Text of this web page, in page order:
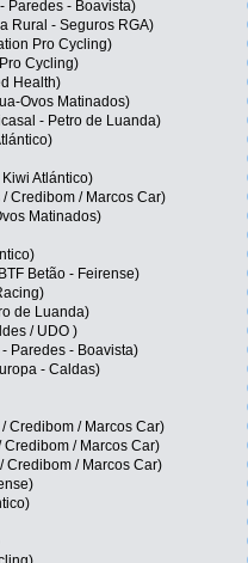
Paredes - Boavista)
Rural - Seguros RGA)
Pro Cycling)
Cycling)
Health)
Ovos Matinados)
- Petro de Luanda)
Atlántico)
Credibom / Marcos Car)
Matinados)
Betão - Feirense)
de Luanda)
/ UDO )
Paredes - Boavista)
- Caldas)
Credibom / Marcos Car)
/ Marcos Car)
Credibom / Marcos Car)